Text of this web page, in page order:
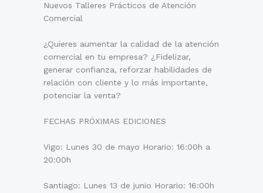
Nuevos Talleres Prácticos de Atención
Comercial
¿Quieres aumentar la calidad de la atención
comercial en tu empresa? ¿Fidelizar,
generar confianza, reforzar habilidades de
relación con cliente y lo más importante,
potenciar la venta?
FECHAS PRÓXIMAS EDICIONES
Vigo: Lunes 30 de mayo Horario: 16:00h a
20:00h
Santiago: Lunes 13 de junio Horario: 16:00h